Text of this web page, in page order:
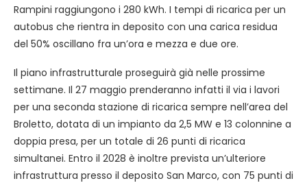
Rampini raggiungono i 280 kWh. I tempi di ricarica per un
autobus che rientra in deposito con una carica residua
del 50% oscillano fra un’ora e mezza e due ore.
Il piano infrastrutturale proseguirà già nelle prossime
settimane. Il 27 maggio prenderanno infatti il via i lavori
per una seconda stazione di ricarica sempre nell’area del
Broletto, dotata di un impianto da 2,5 MW e 13 colonnine a
doppia presa, per un totale di 26 punti di ricarica
simultanei. Entro il 2028 è inoltre prevista un’ulteriore
infrastruttura presso il deposito San Marco, con 75 punti di